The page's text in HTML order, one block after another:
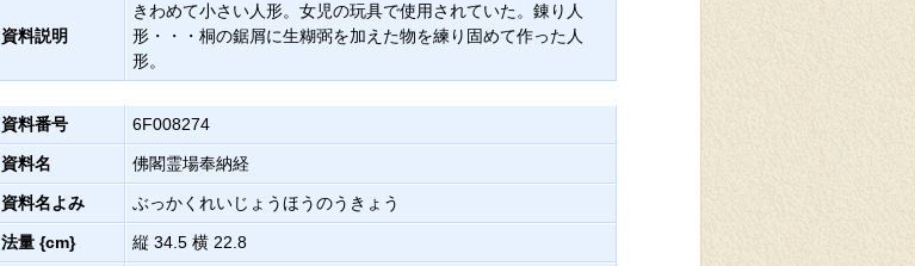
資料説明
きわめて小さい人形。女児の玩具で使用されていた。錬り人
形・・・桐の鋸屑に生糊弼を加えた物を練り固めて作った人
形。
資料番号 6F008274
資料名 佛閣霊場奉納経
資料名よみ ぶっかくれいじょうほうのうきょう
法量 {cm} 縦 34.5 横 22.8